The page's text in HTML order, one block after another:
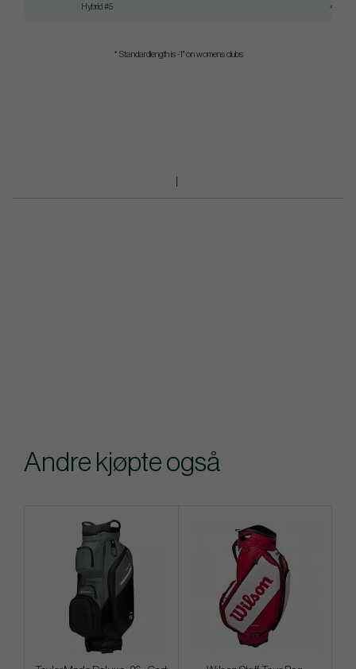
Hybrid #5 40"
* Standardlength is -1" on womens clubs
Andre kjøpte også